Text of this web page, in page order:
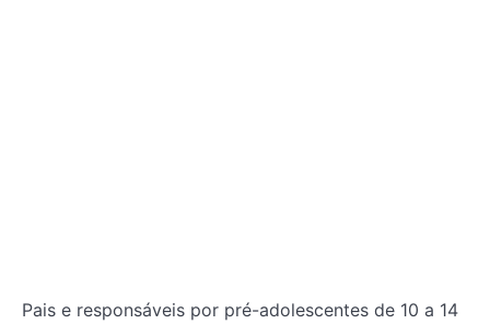
Pais e responsáveis por pré-adolescentes de 10 a 14